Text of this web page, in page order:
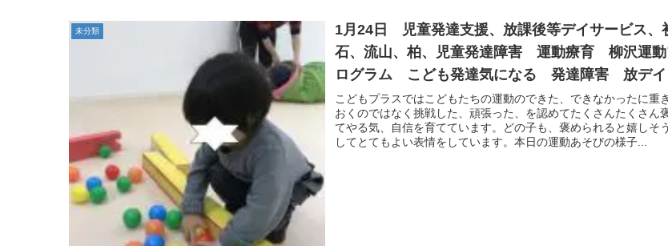
未分類
1月24日 児童発達支援、放課後等デイサービス、
石、流山、柏、児童発達障害 運動療育 柳沢運
ログラム こども発達気になる 発達障害 放デ
自閉症 学習障害 LD ADHD アスペルガー症候群
こどもプラスではこどもたちの運動のできた、できなかったに重
おくのではなく挑戦した、頑張った、を認めてたくさんたくさん
てやる気、自信を育てています。どの子も、褒められると嬉しそ
してとてもよい表情をしています。本日の運動あそびの様子...